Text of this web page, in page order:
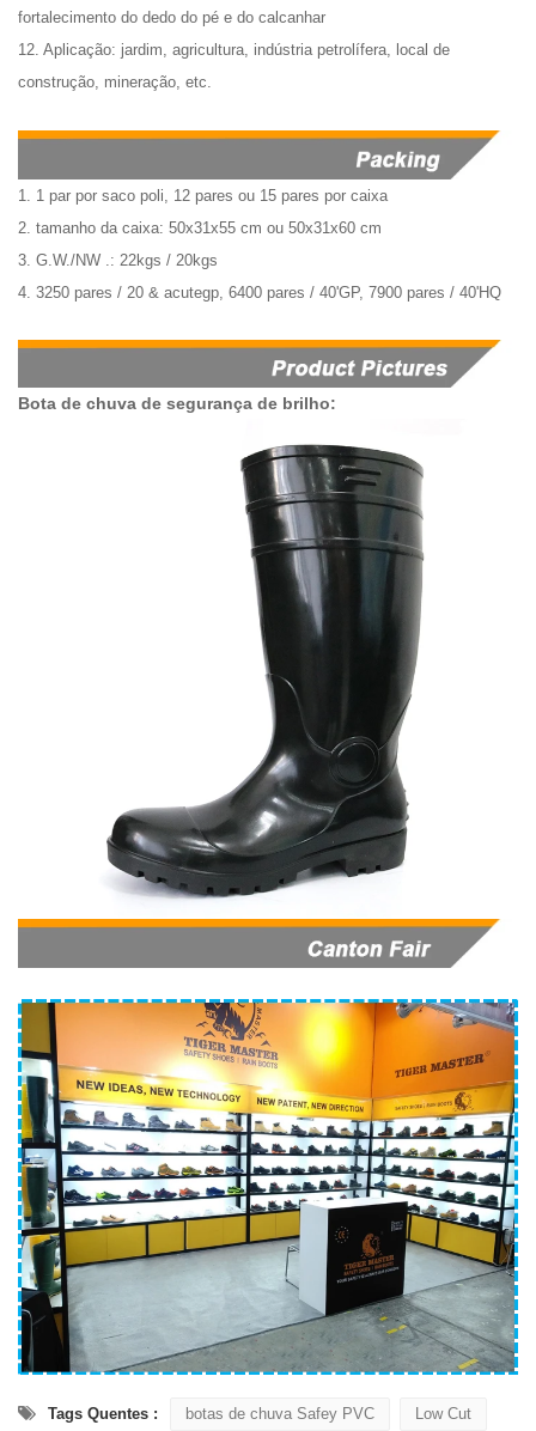
fortalecimento do dedo do pé e do calcanhar
12. Aplicação: jardim, agricultura, indústria petrolífera, local de
construção, mineração, etc.
1. 1 par por saco poli, 12 pares ou 15 pares por caixa
2. tamanho da caixa: 50x31x55 cm ou 50x31x60 cm
3. G.W./NW .: 22kgs / 20kgs
4. 3250 pares / 20 & acutegp, 6400 pares / 40'GP, 7900 pares / 40'HQ
Bota de chuva de segurança de brilho:
Tags Quentes : botas de chuva Safey PVC Low Cut